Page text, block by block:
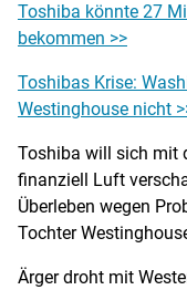
Toshiba könnte 27
bekommen >>
Toshibas Krise:
Westinghouse nicht
Toshiba will sich mit
finanziell Luft
Überleben wegen
Tochter
Ärger droht mit